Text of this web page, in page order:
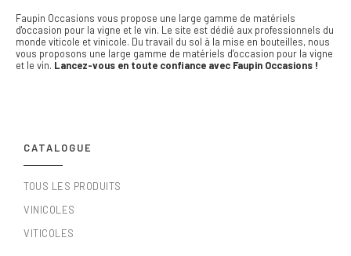
Faupin Occasions vous propose une large gamme de matériels
d'occasion pour la vigne et le vin. Le site est dédié aux professionnels du
monde viticole et vinicole. Du travail du sol à la mise en bouteilles, nous
vous proposons une large gamme de matériels d’occasion pour la vigne
et le vin. Lancez-vous en toute confiance avec Faupin Occasions !
CATALOGUE
TOUS LES PRODUITS
VINICOLES
VITICOLES